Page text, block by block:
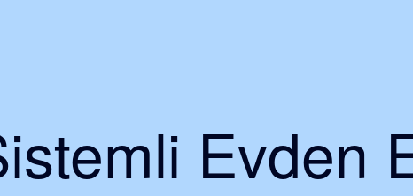
Evden